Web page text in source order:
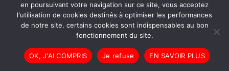
en poursuivant votre navigation sur ce site, vous acceptez
l'utilisation de cookies destinés à optimiser les performances
de notre site. certains cookies sont indispensables au bon
fonctionnement du site.
OK, J'AI COMPRIS Je refuse EN SAVOIR PLUS